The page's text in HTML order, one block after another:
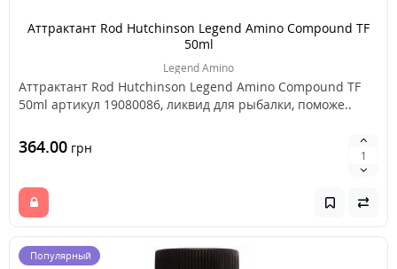
Аттрактант Rod Hutchinson Legend Amino Compound TF
50ml
Legend Amino
Аттрактант Rod Hutchinson Legend Amino Compound TF
50ml артикул 19080086, ликвид для рыбалки, поможе..
364.00 грн
Популярный